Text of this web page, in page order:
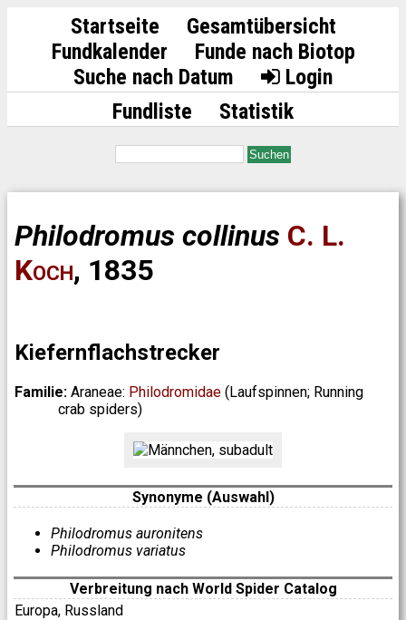
Startseite
Gesamtübersicht
Fundkalender
Funde nach Biotop
Suche nach Datum
Login
Fundliste
Statistik
Suchen
Philodromus collinus C. L.
Koch, 1835
Kiefernflachstrecker
Familie: Araneae: Philodromidae (Laufspinnen; Running
crab spiders)
Synonyme (Auswahl)
Philodromus auronitens
Philodromus variatus
Verbreitung nach World Spider Catalog
Europa, Russland